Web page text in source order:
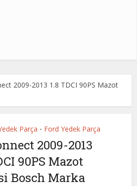
2009-2013 1.8 TDCI 90PS Mazot
Parça • Ford Yedek Parça
2009-2013
90PS Mazot
Bosch Marka